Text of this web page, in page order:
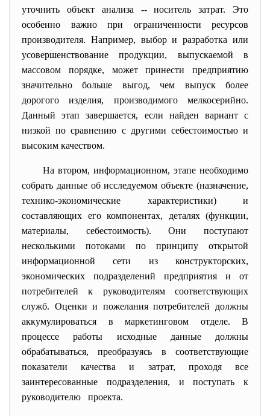
уточнить объект анализа -- носитель затрат. Это
особенно важно при ограниченности ресурсов
производителя. Например, выбор и разработка или
усовершенствование продукции, выпускаемой в
массовом порядке, может принести предприятию
значительно больше выгод, чем выпуск более
дорогого изделия, производимого мелкосерийно.
Данный этап завершается, если найден вариант с
низкой по сравнению с другими себестоимостью и
высоким качеством.
На втором, информационном, этапе необходимо
собрать данные об исследуемом объекте (назначение,
технико-экономические характеристики) и
составляющих его компонентах, деталях (функции,
материалы, себестоимость). Они поступают
несколькими потоками по принципу открытой
информационной сети из конструкторских,
экономических подразделений предприятия и от
потребителей к руководителям соответствующих
служб. Оценки и пожелания потребителей должны
аккумулироваться в маркетинговом отделе. В
процессе работы исходные данные должны
обрабатываться, преобразуясь в соответствующие
показатели качества и затрат, проходя все
заинтересованные подразделения, и поступать к
руководителю проекта.